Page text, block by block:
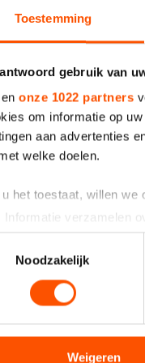
Toestemming
gebruik van
onze 1022 partners
om informatie op
aan advertenties
welke doelen.
het toestaat, willen we
Informatie verzamelen
Uw apparaat
meer over hoe uw
op elk
We delen
Zij kunnen deze
Noodzakelijk
Weigeren
Na haar derde